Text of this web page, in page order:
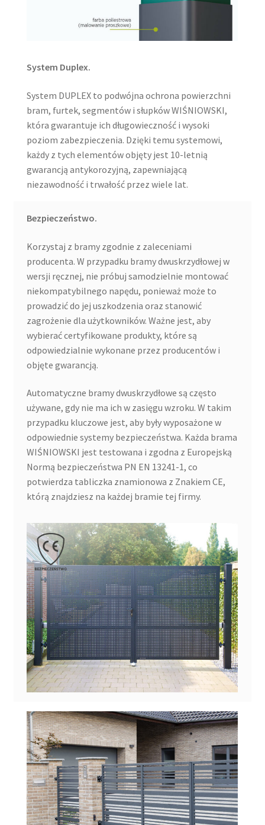
System Duplex.
System DUPLEX to podwójna ochrona powierzchni
bram, furtek, segmentów i słupków WIŚNIOWSKI,
która gwarantuje ich długowieczność i wysoki
poziom zabezpieczenia. Dzięki temu systemowi,
każdy z tych elementów objęty jest 10-letnią
gwarancją antykorozyjną, zapewniającą
niezawodność i trwałość przez wiele lat.
Bezpieczeństwo.
Korzystaj z bramy zgodnie z zaleceniami
producenta. W przypadku bramy dwuskrzydłowej w
wersji ręcznej, nie próbuj samodzielnie montować
niekompatybilnego napędu, ponieważ może to
prowadzić do jej uszkodzenia oraz stanowić
zagrożenie dla użytkowników. Ważne jest, aby
wybierać certyfikowane produkty, które są
odpowiedzialnie wykonane przez producentów i
objęte gwarancją.
Automatyczne bramy dwuskrzydłowe są często
używane, gdy nie ma ich w zasięgu wzroku. W takim
przypadku kluczowe jest, aby były wyposażone w
odpowiednie systemy bezpieczeństwa. Każda brama
WIŚNIOWSKI jest testowana i zgodna z Europejską
Normą bezpieczeństwa PN EN 13241-1, co
potwierdza tabliczka znamionowa z Znakiem CE,
którą znajdziesz na każdej bramie tej firmy.